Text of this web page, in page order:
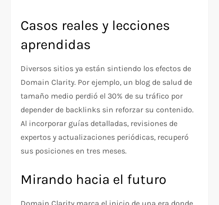
Casos reales y lecciones
aprendidas
Diversos sitios ya están sintiendo los efectos de
Domain Clarity. Por ejemplo, un blog de salud de
tamaño medio perdió el 30% de su tráfico por
depender de backlinks sin reforzar su contenido.
Al incorporar guías detalladas, revisiones de
expertos y actualizaciones periódicas, recuperó
sus posiciones en tres meses.
Mirando hacia el futuro